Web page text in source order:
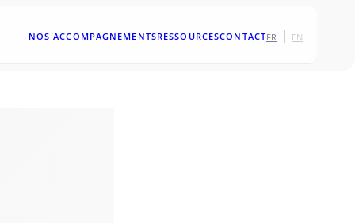
NOS ACCOMPAGNEMENTSRESSOURCESCONTACTFR | EN